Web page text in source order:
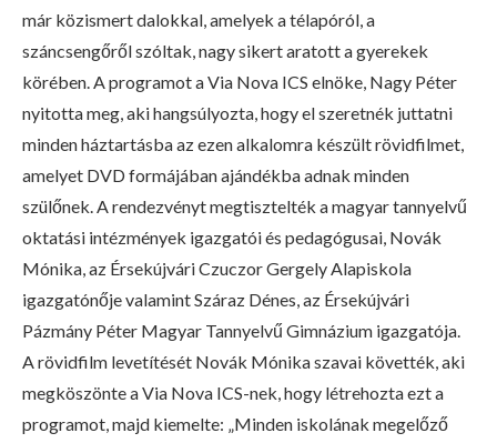
már közismert dalokkal, amelyek a télapóról, a
száncsengőről szóltak, nagy sikert aratott a gyerekek
körében. A programot a Via Nova ICS elnöke, Nagy Péter
nyitotta meg, aki hangsúlyozta, hogy el szeretnék juttatni
minden háztartásba az ezen alkalomra készült rövidfilmet,
amelyet DVD formájában ajándékba adnak minden
szülőnek. A rendezvényt megtisztelték a magyar tannyelvű
oktatási intézmények igazgatói és pedagógusai, Novák
Mónika, az Érsekújvári Czuczor Gergely Alapiskola
igazgatónője valamint Száraz Dénes, az Érsekújvári
Pázmány Péter Magyar Tannyelvű Gimnázium igazgatója.
A rövidfilm levetítését Novák Mónika szavai követték, aki
megköszönte a Via Nova ICS-nek, hogy létrehozta ezt a
programot, majd kiemelte: „Minden iskolának megelőző